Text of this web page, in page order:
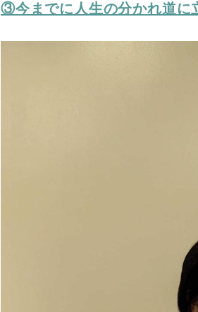
③今までに人生の分かれ道に